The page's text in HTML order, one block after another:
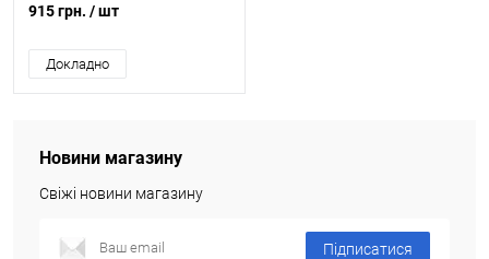
915 грн. / шт
Докладно
Новини магазину
Свіжі новини магазину
Підписатися